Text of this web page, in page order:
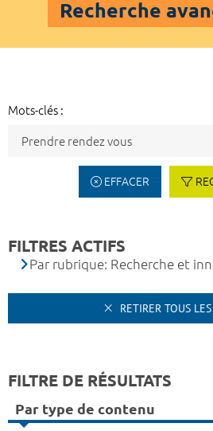
Recherche
Mots-clés :
EFFACER
FILTRES ACTIFS
Par rubrique: Recherche et
RETIRER TOUS
FILTRE DE RÉSULTATS
Par type de contenu